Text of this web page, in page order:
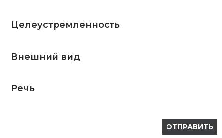
Целеустремленность
Внешний вид
Речь